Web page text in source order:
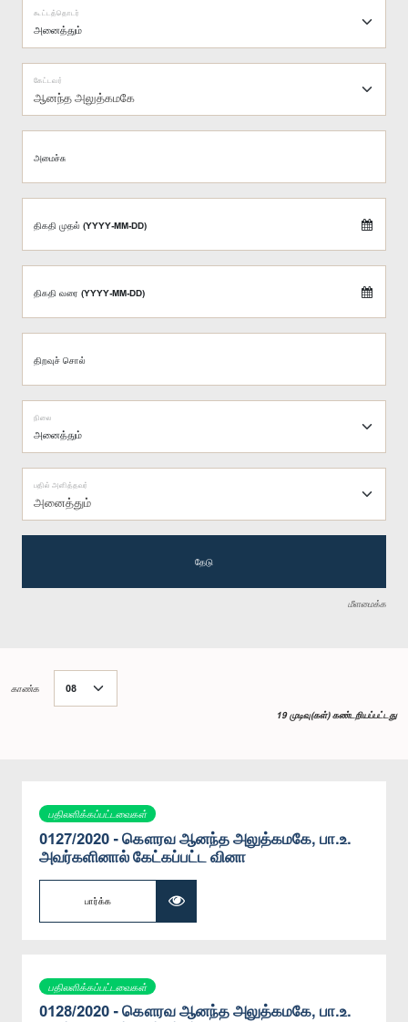
கூட்டத்தொடர்
ஆனந்த அலுத்கமகே
கேட்டவர்
அமைச்சு
திகதி முதல் (YYYY-MM-DD)
திகதி வரை (YYYY-MM-DD)
திறவுச் சொல்
நிலை
அனைத்தும்
பதில் அளித்தவர்
தேடு
மீளமைக்க
காண்க
19 முடிவு(கள்) கண்டறியப்பட்டது
பதிலளிக்கப்பட்டவைகள்
0127/2020 - கௌரவ ஆனந்த அலுத்கமகே, பா.உ.
அவர்களினால் கேட்கப்பட்ட வினா
பார்க்க
பதிலளிக்கப்பட்டவைகள்
0128/2020 - கௌரவ ஆனந்த அலுத்கமகே, பா.உ.